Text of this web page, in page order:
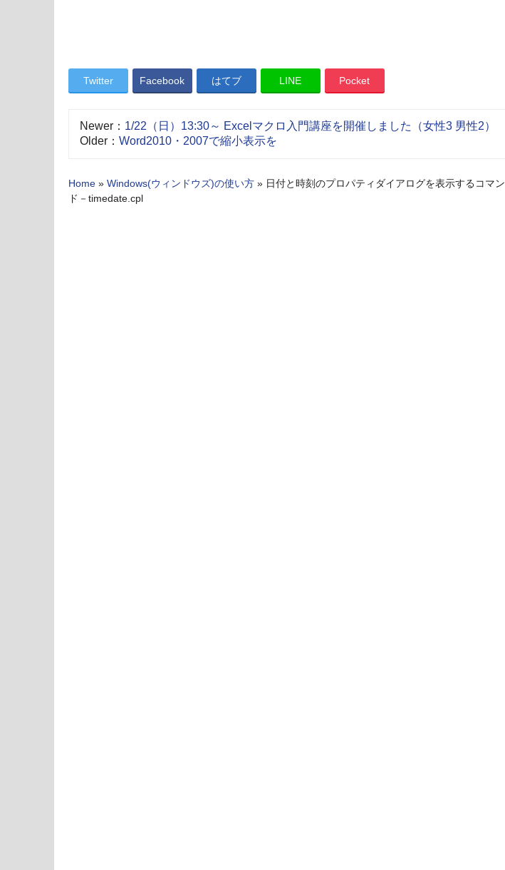
Twitter Facebook はてブ LINE Pocket
Newer： 1/22（日）13:30～ Excelマクロ入門講座を開催しました（女性3 男性2）
Older： Word2010・2007で縮小表示を
Home » Windows(ウィンドウズ)の使い方 » 日付と時刻のプロパティダイアログを表示するコマン
ド－timedate.cpl